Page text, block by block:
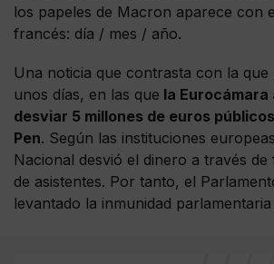
los papeles de Macron aparece con
francés: día / mes / año.
Una noticia que contrasta con la que
unos días, en las que la Eurocámara
desviar 5 millones de euros
Pen. Según las instituciones
Nacional desvió el dinero a través de
de asistentes. Por tanto, el
levantado la inmunidad